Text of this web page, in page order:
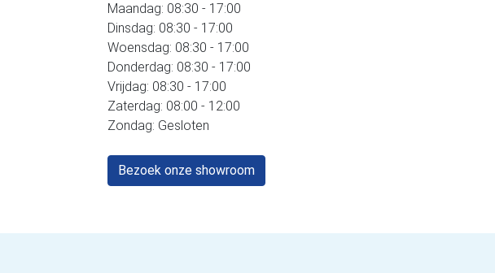
Maandag: 08:30 - 17:00
Dinsdag: 08:30 - 17:00
Woensdag: 08:30 - 17:00
Donderdag: 08:30 - 17:00
Vrijdag: 08:30 - 17:00
Zaterdag: 08:00 - 12:00
Zondag: Gesloten
Bezoek onze showroom